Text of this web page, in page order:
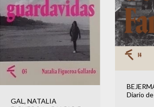
GAL, NATALIA
Diario de